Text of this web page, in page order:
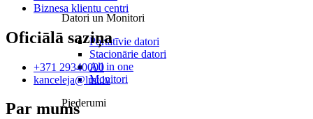
Datori un Monitori
Portatīvie datori
Stacionārie datori
All in one
Monitori
Piederumi
Biznesa klientu centri
Oficiālā saziņa
+371 29340000
kanceleja@lmt.lv
Par mums